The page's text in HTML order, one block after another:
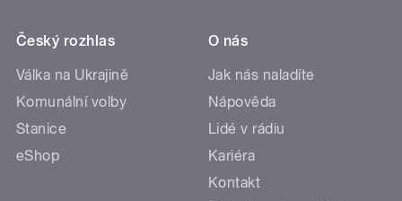
Český rozhlas
Válka na Ukrajině
Komunální volby
Stanice
eShop
O nás
Jak nás naladíte
Nápověda
Lidé v rádiu
Kariéra
Kontakt